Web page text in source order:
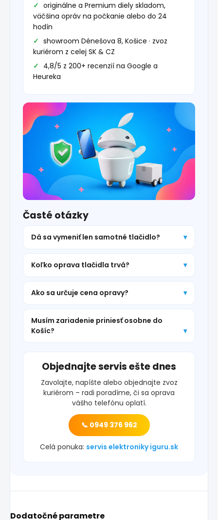
originálne a Premium diely skladom,
väčšina opráv na počkanie alebo do 24
hodín
showroom Dénešova 8, Košice · zvoz
kuriérom z celej SK & CZ
4,8/5 z 200+ recenzií na Google a
Heureka
Časté otázky
Dá sa vymeniť len samotné tlačidlo?
Koľko oprava tlačidla trvá?
Ako sa určuje cena opravy?
Musím zariadenie priniesť osobne do
Košíc?
Objednajte servis ešte dnes
Zavolajte, napíšte alebo objednajte zvoz
kuriérom – radi poradíme, či sa oprava
vášho telefónu oplatí.
📞 0949 376 962
Celá ponuka: servis elektroniky iguru.sk
Dodatočné parametre